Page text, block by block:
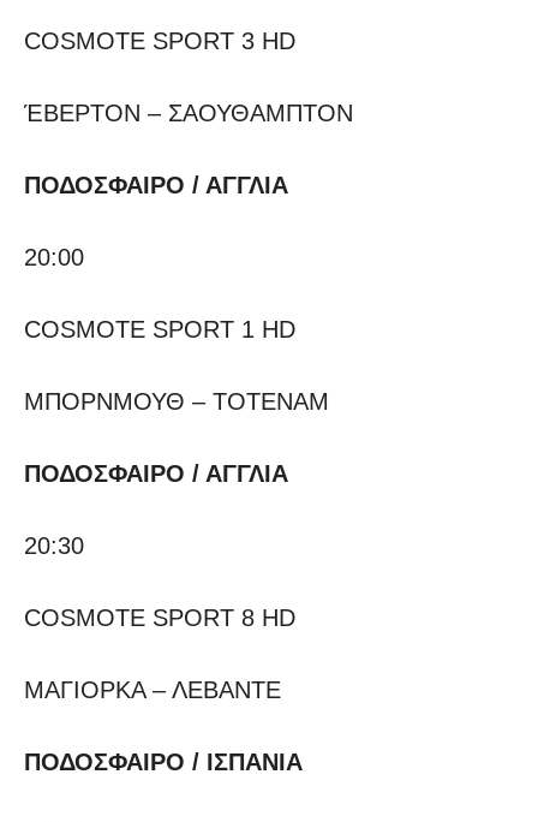
COSMOTE SPORT 3 HD
ΈΒΕΡΤΟΝ – ΣΑΟΥΘΑΜΠΤΟΝ
ΠΟΔΟΣΦΑΙΡΟ / ΑΓΓΛΙΑ
20:00
COSMOTE SPORT 1 HD
ΜΠΟΡΝΜΟΥΘ – ΤΟΤΕΝΑΜ
ΠΟΔΟΣΦΑΙΡΟ / ΑΓΓΛΙΑ
20:30
COSMOTE SPORT 8 HD
ΜΑΓΙΟΡΚΑ – ΛΕΒΑΝΤΕ
ΠΟΔΟΣΦΑΙΡΟ / ΙΣΠΑΝΙΑ